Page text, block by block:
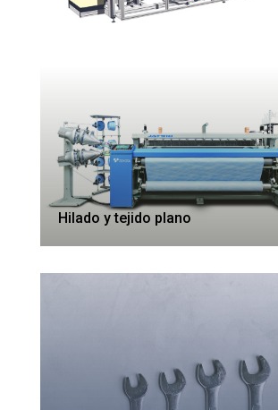
Hilado y tejido plano